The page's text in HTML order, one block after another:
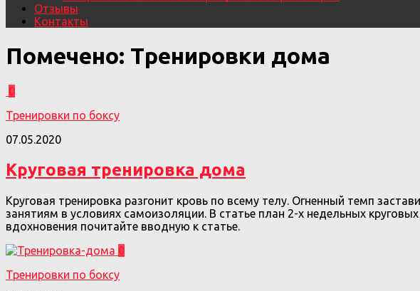
Отзывы
Контакты
Помечено: Тренировки дома
0
Тренировки по боксу
07.05.2020
Круговая тренировка дома
Круговая тренировка разгонит кровь по всему телу. Огненный темп
занятиям в условиях самоизоляции. В статье план 2-х недельных
вдохновения почитайте вводную к статье.
0
Тренировки по боксу